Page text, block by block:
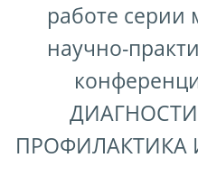
работе
научно-
ПРОФИЛАКТИКА